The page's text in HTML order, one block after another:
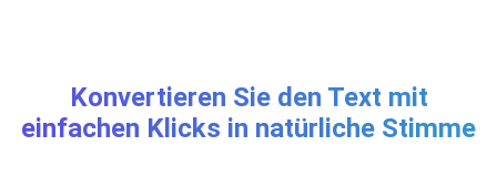
Konvertieren Sie den Text mit
einfachen Klicks in natürliche Stimme